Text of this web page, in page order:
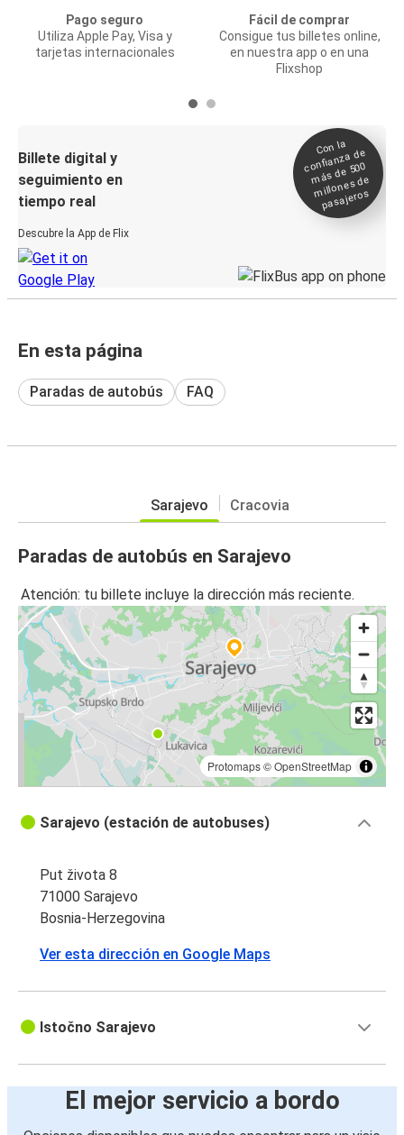
Pago seguro
Utiliza Apple Pay, Visa y
tarjetas internacionales
Fácil de comprar
Consigue tus billetes online,
en nuestra app o en una
Flixshop
Billete digital y
seguimiento en
tiempo real
Descubre la App de Flix
Con la
confianza de
más de 500
millones de
pasajeros
En esta página
Paradas de autobús FAQ
Sarajevo Cracovia
Paradas de autobús en Sarajevo
Atención: tu billete incluye la dirección más reciente.
Protomaps©OpenStreetMap
Sarajevo (estación de autobuses)
Put života 8
71000 Sarajevo
Bosnia-Herzegovina
Ver esta dirección en Google Maps
Istočno Sarajevo
El mejor servicio a bordo